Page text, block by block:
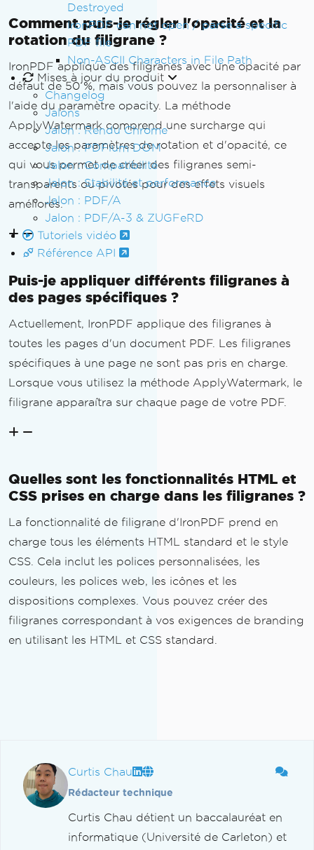
Destroyed
IronPDF can not open / parse a specific
PDF file
Non-ASCII Characters in File Path
Mises à jour du produit
Changelog
Jalons
Jalon : Rendu Chrome
Jalon : PDFium DOM
Jalon : Compatibilité
Jalon : Stabilité et performance
Jalon : PDF/A
Jalon : PDF/A-3 & ZUGFeRD
Tutoriels vidéo
Référence API
Comment puis-je régler l'opacité et la
rotation du filigrane ?
IronPDF applique des filigranes avec une opacité par
défaut de 50 %, mais vous pouvez la personnaliser à
l'aide du paramètre opacity. La méthode
ApplyWatermark comprend une surcharge qui
accepte les paramètres de rotation et d'opacité, ce
qui vous permet de créer des filigranes semi-
transparents ou pivotés pour des effets visuels
améliorés.
Puis-je appliquer différents filigranes à
des pages spécifiques ?
Actuellement, IronPDF applique des filigranes à
toutes les pages d'un document PDF. Les filigranes
spécifiques à une page ne sont pas pris en charge.
Lorsque vous utilisez la méthode ApplyWatermark, le
filigrane apparaîtra sur chaque page de votre PDF.
Quelles sont les fonctionnalités HTML et
CSS prises en charge dans les filigranes ?
La fonctionnalité de filigrane d'IronPDF prend en
charge tous les éléments HTML standard et le style
CSS. Cela inclut les polices personnalisées, les
couleurs, les polices web, les icônes et les
dispositions complexes. Vous pouvez créer des
filigranes correspondant à vos exigences de branding
en utilisant les HTML et CSS standard.
Curtis Chau
Rédacteur technique
Curtis Chau détient un baccalauréat en
informatique (Université de Carleton) et